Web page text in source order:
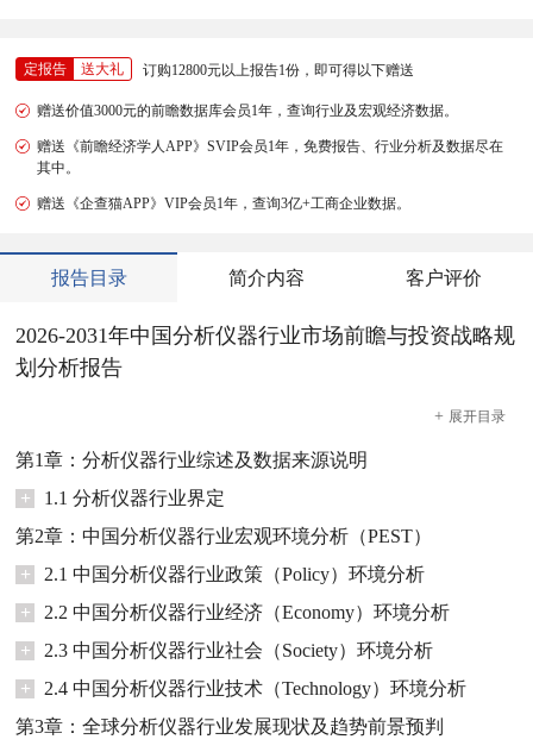
定报告 送大礼 订购12800元以上报告1份，即可得以下赠送
赠送价值3000元的前瞻数据库会员1年，查询行业及宏观经济数据。
赠送《前瞻经济学人APP》SVIP会员1年，免费报告、行业分析及数据尽在
其中。
赠送《企查猫APP》VIP会员1年，查询3亿+工商企业数据。
报告目录 简介内容 客户评价
2026-2031年中国分析仪器行业市场前瞻与投资战略规
划分析报告
+ 展开目录
第1章：分析仪器行业综述及数据来源说明
+
1.1 分析仪器行业界定
第2章：中国分析仪器行业宏观环境分析（PEST）
+
2.1 中国分析仪器行业政策（Policy）环境分析
+
2.2 中国分析仪器行业经济（Economy）环境分析
+
2.3 中国分析仪器行业社会（Society）环境分析
+
2.4 中国分析仪器行业技术（Technology）环境分析
第3章：全球分析仪器行业发展现状及趋势前景预判